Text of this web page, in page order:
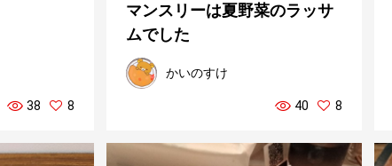
38 8
マンスリーは夏野菜のラッサ
ムでした
かいのすけ
40 8